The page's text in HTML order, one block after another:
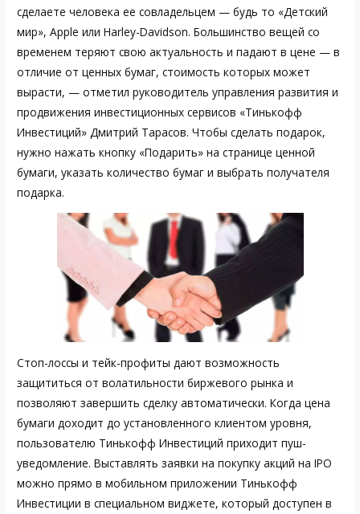
сделаете человека ее совладельцем — будь то «Детский
мир», Apple или Harley-Davidson. Большинство вещей со
временем теряют свою актуальность и падают в цене — в
отличие от ценных бумаг, стоимость которых может
вырасти, — отметил руководитель управления развития и
продвижения инвестиционных сервисов «Тинькофф
Инвестиций» Дмитрий Тарасов. Чтобы сделать подарок,
нужно нажать кнопку «Подарить» на странице ценной
бумаги, указать количество бумаг и выбрать получателя
подарка.
Стоп-лоссы и тейк-профиты дают возможность
защититься от волатильности биржевого рынка и
позволяют завершить сделку автоматически. Когда цена
бумаги доходит до установленного клиентом уровня,
пользователю Тинькофф Инвестиций приходит пуш-
уведомление. Выставлять заявки на покупку акций на IPO
можно прямо в мобильном приложении Тинькофф
Инвестиции в специальном виджете, который доступен в